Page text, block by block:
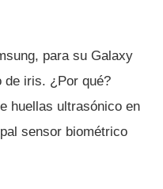
para su Galaxy
de iris. ¿Por qué?
huellas ultrasónico en
sensor biométrico